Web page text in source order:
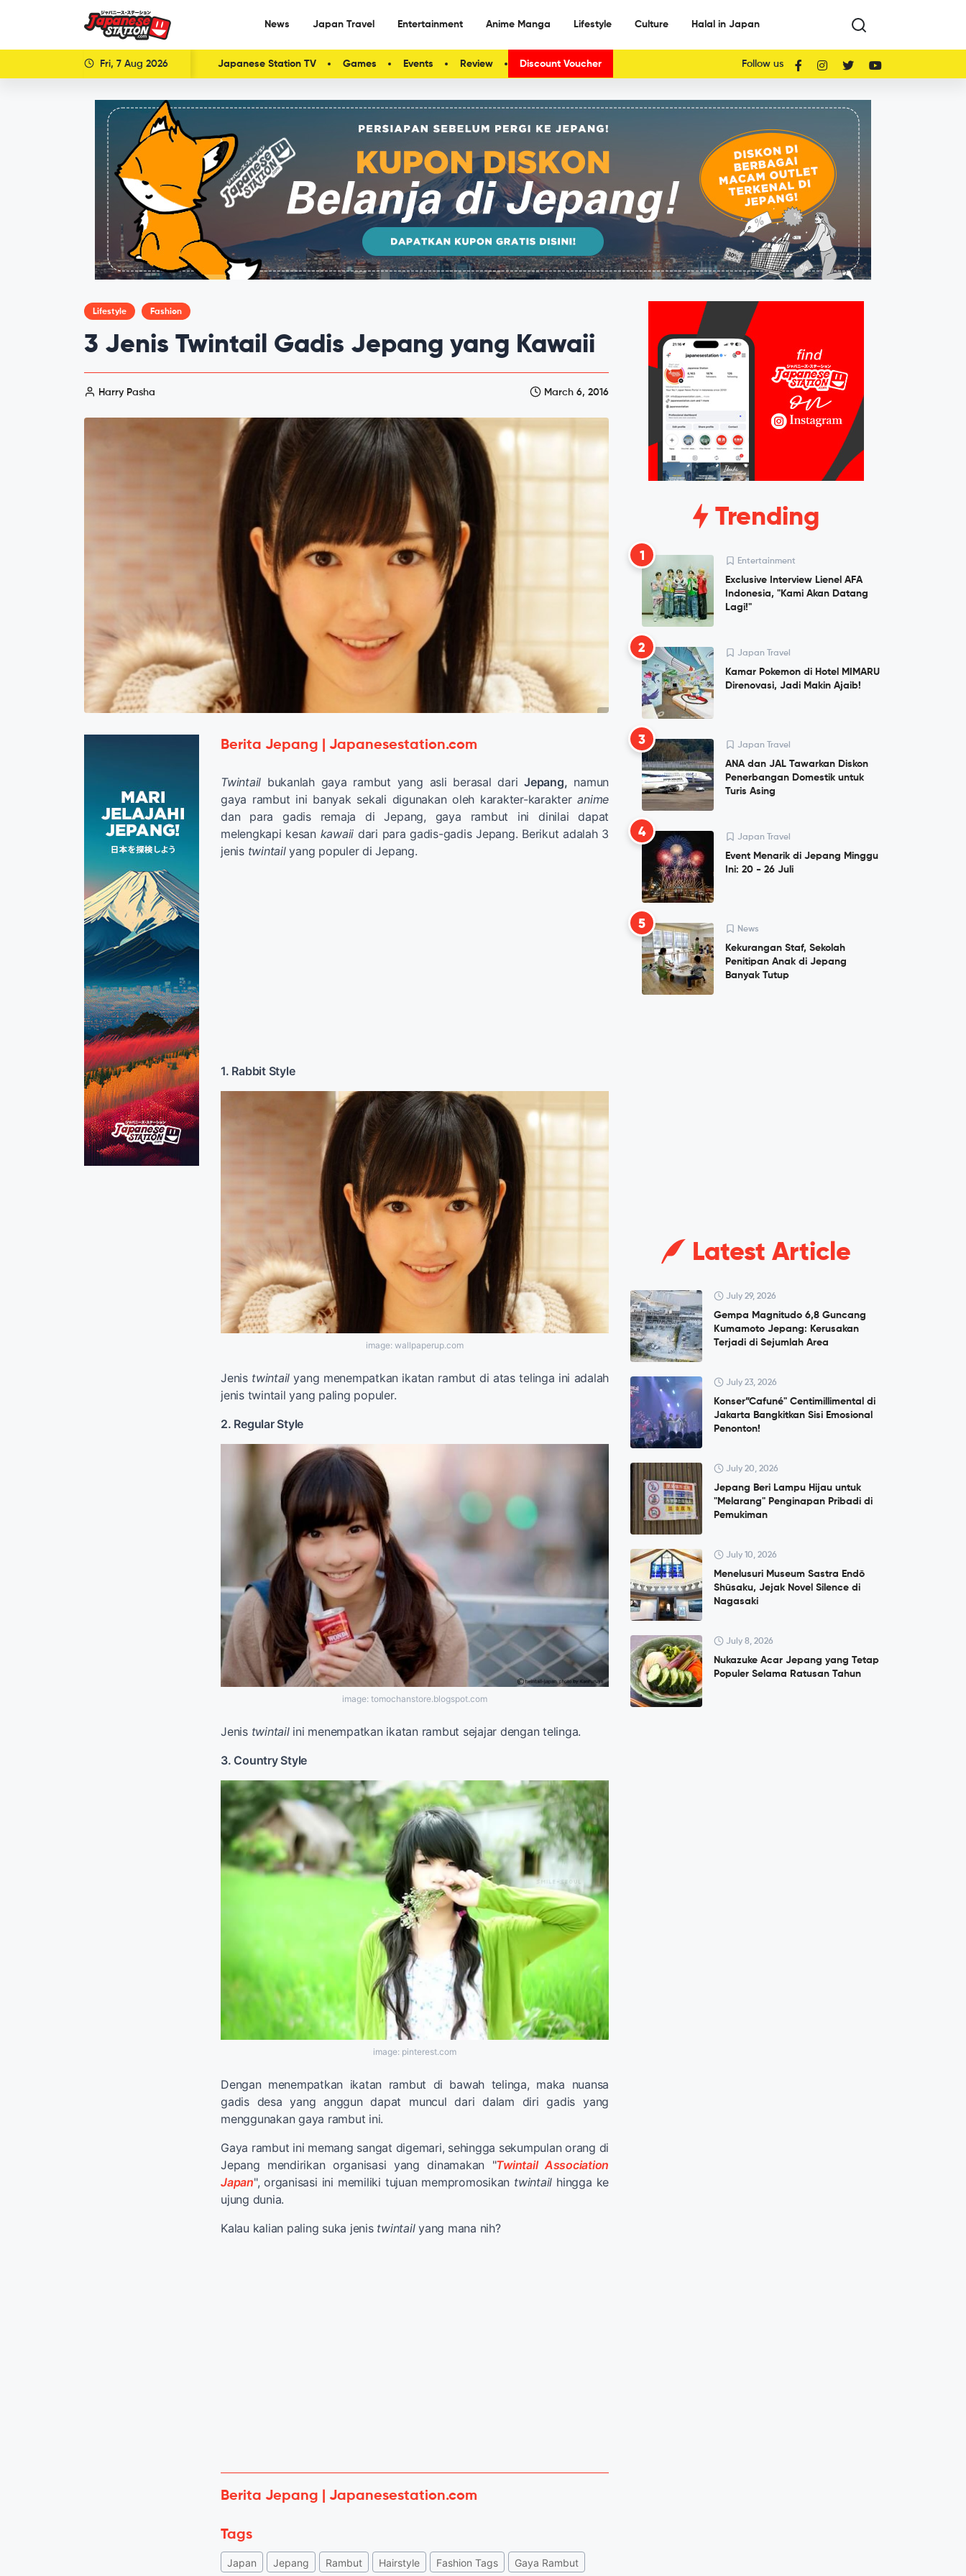
News Japan Travel Entertainment Anime Manga Lifestyle Culture Halal in Japan
Fri, 7 Aug 2026 Japanese Station TV Games Events Review Discount Voucher Follow us
Lifestyle Fashion
3 Jenis Twintail Gadis Jepang yang Kawaii
Harry Pasha March 6, 2016
Berita Jepang | Japanesestation.com
Twintail bukanlah gaya rambut yang asli berasal dariJepang, namun
gaya rambut ini banyak sekali digunakan oleh karakter-karakteranime
dan para gadis remaja di Jepang, gaya rambut ini dinilai dapat
melengkapi kesankawaii dari para gadis-gadis Jepang. Berikut adalah 3
jenis twintailyang populer di Jepang.
1. Rabbit Style
image: wallpaperup.com
Jenis twintail yang menempatkan ikatan rambut di atas telinga ini adalah
jenis twintail yang paling populer.
2. Regular Style
image: tomochanstore.blogspot.com
Jenis twintailini menempatkan ikatan rambut sejajar dengan telinga.
3. Country Style
image: pinterest.com
Dengan menempatkan ikatan rambut di bawah telinga, maka nuansa
gadis desa yang anggun dapat muncul dari dalam diri gadis yang
menggunakan gaya rambut ini.
Gaya rambut ini memang sangat digemari, sehingga sekumpulan orang di
Jepang mendirikan organisasi yang dinamakan "Twintail Association
Japan", organisasi ini memiliki tujuan mempromosikan twintail hingga ke
ujung dunia.
Kalau kalian paling suka jenis twintailyang mana nih?
Berita Jepang | Japanesestation.com
Tags
Japan Jepang Rambut Hairstyle Fashion Tags Gaya Rambut
Trending
1 Entertainment
Exclusive Interview Lienel AFA
Indonesia, "Kami Akan Datang
Lagi!"
2 Japan Travel
Kamar Pokemon di Hotel MIMARU
Direnovasi, Jadi Makin Ajaib!
3 Japan Travel
ANA dan JAL Tawarkan Diskon
Penerbangan Domestik untuk
Turis Asing
4 Japan Travel
Event Menarik di Jepang Minggu
Ini: 20 - 26 Juli
5 News
Kekurangan Staf, Sekolah
Penitipan Anak di Jepang
Banyak Tutup
Latest Article
July 29, 2026
Gempa Magnitudo 6,8 Guncang
Kumamoto Jepang: Kerusakan
Terjadi di Sejumlah Area
July 23, 2026
Konser”Cafuné" Centimillimental di
Jakarta Bangkitkan Sisi Emosional
Penonton!
July 20, 2026
Jepang Beri Lampu Hijau untuk
"Melarang" Penginapan Pribadi di
Pemukiman
July 10, 2026
Menelusuri Museum Sastra Endō
Shūsaku, Jejak Novel Silence di
Nagasaki
July 8, 2026
Nukazuke Acar Jepang yang Tetap
Populer Selama Ratusan Tahun